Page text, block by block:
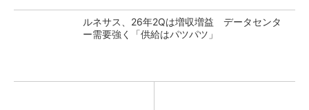
ルネサス、26年2Qは増収増益 データセンタ
ー需要強く「供給はパツパツ」